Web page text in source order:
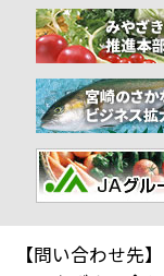
【問い合わせ先】